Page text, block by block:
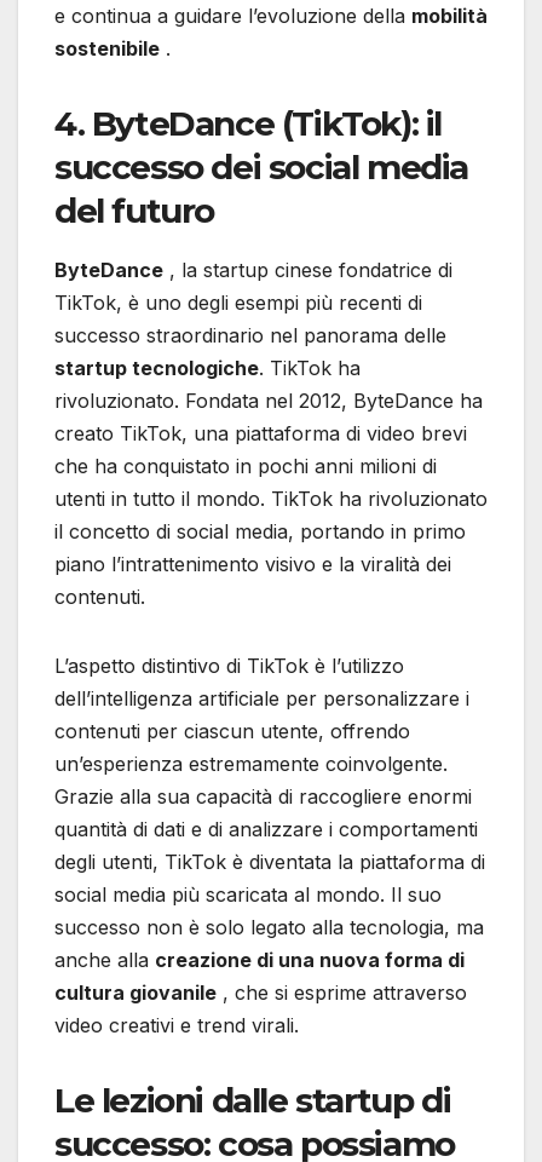
e continua a guidare l’evoluzione della mobilità
sostenibile .
4. ByteDance (TikTok): il
successo dei social media
del futuro
ByteDance , la startup cinese fondatrice di
TikTok, è uno degli esempi più recenti di
successo straordinario nel panorama delle
startup tecnologiche. TikTok ha
rivoluzionato. Fondata nel 2012, ByteDance ha
creato TikTok, una piattaforma di video brevi
che ha conquistato in pochi anni milioni di
utenti in tutto il mondo. TikTok ha rivoluzionato
il concetto di social media, portando in primo
piano l’intrattenimento visivo e la viralità dei
contenuti.
L’aspetto distintivo di TikTok è l’utilizzo
dell’intelligenza artificiale per personalizzare i
contenuti per ciascun utente, offrendo
un’esperienza estremamente coinvolgente.
Grazie alla sua capacità di raccogliere enormi
quantità di dati e di analizzare i comportamenti
degli utenti, TikTok è diventata la piattaforma di
social media più scaricata al mondo. Il suo
successo non è solo legato alla tecnologia, ma
anche alla creazione di una nuova forma di
cultura giovanile , che si esprime attraverso
video creativi e trend virali.
Le lezioni dalle startup di
successo: cosa possiamo